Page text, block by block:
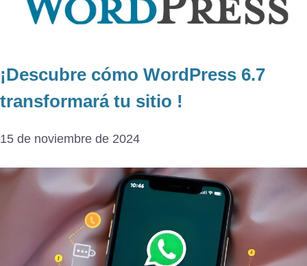
¡Descubre cómo WordPress 6.7
transformará tu sitio !
15 de noviembre de 2024